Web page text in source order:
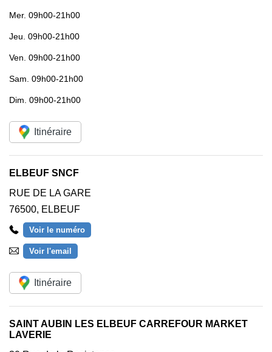
Mer. 09h00-21h00
Jeu. 09h00-21h00
Ven. 09h00-21h00
Sam. 09h00-21h00
Dim. 09h00-21h00
Itinéraire
ELBEUF SNCF
RUE DE LA GARE
76500, ELBEUF
Voir le numéro
Voir l'email
Itinéraire
SAINT AUBIN LES ELBEUF CARREFOUR MARKET
LAVERIE